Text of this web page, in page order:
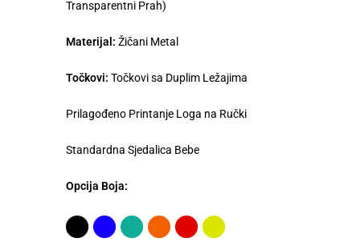
Transparentni Prah)
Materijal: Žičani Metal
Točkovi: Točkovi sa Duplim Ležajima
Prilagođeno Printanje Loga na Ručki
Standardna Sjedalica Bebe
Opcija Boja: